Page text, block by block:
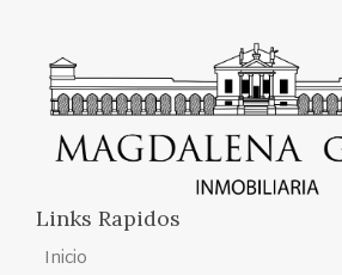
Links Rapidos
Inicio